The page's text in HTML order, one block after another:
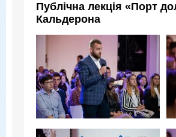
Публічна лекція «Порт
Кальдерона